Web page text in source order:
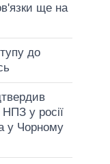
ще на
до
у росії
у Чорному